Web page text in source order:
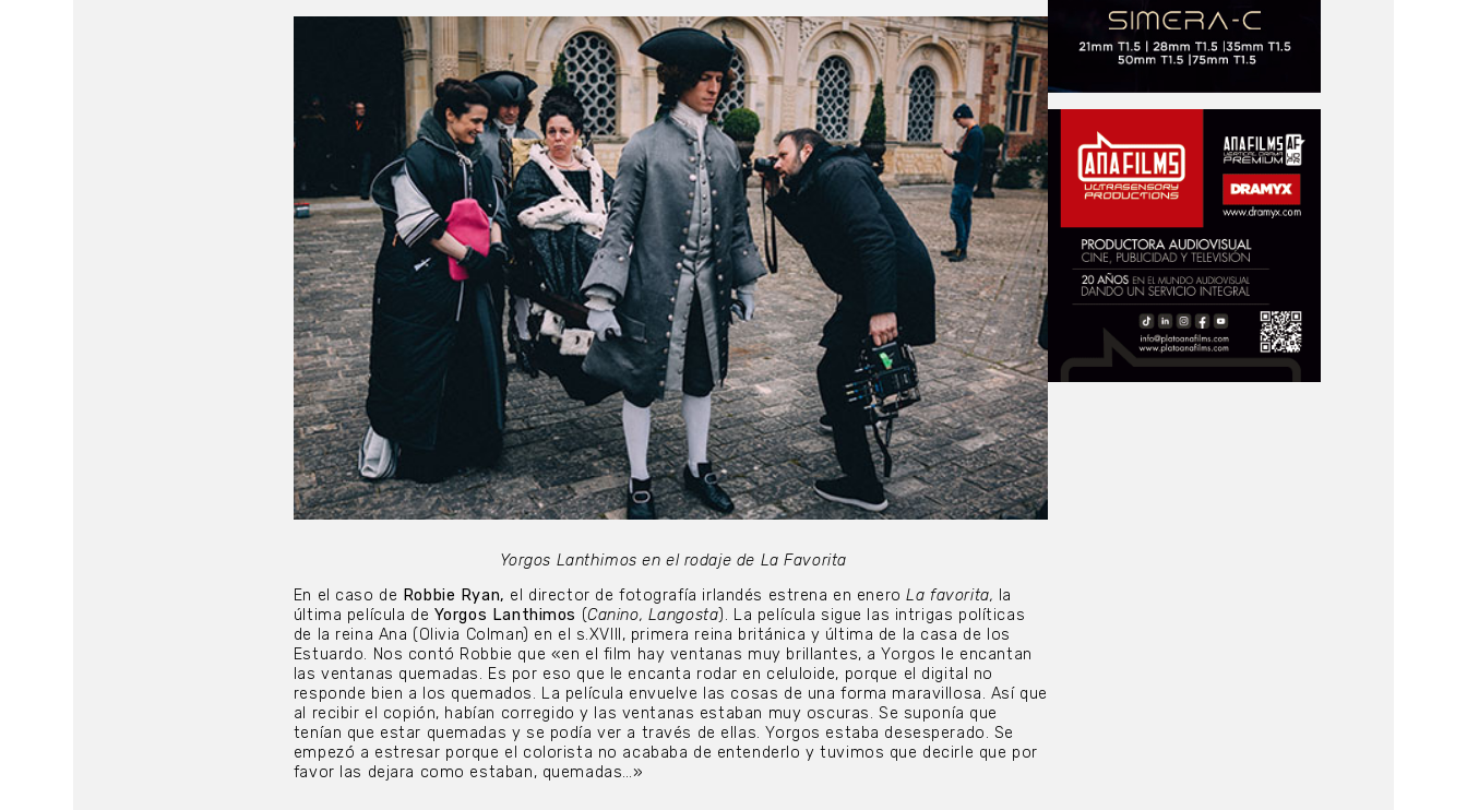
Yorgos Lanthimos en el rodaje de La Favorita
En el caso de Robbie Ryan, el director de fotografía irlandés estrena en eneroLa favorita, la
última película de Yorgos Lanthimos (Canino, Langosta). La película sigue las intrigas políticas
de la reina Ana (Olivia Colman) en el s.XVIII, primera reina británica y última de la casa de los
Estuardo. Nos contó Robbie que «en el film hay ventanas muy brillantes, a Yorgos le encantan
las ventanas quemadas. Es por eso que le encanta rodar en celuloide, porque el digital no
responde bien a los quemados. La película envuelve las cosas de una forma maravillosa. Así que
al recibir el copión, habían corregido y las ventanas estaban muy oscuras. Se suponía que
tenían que estar quemadas y se podía ver a través de ellas. Yorgos estaba desesperado. Se
empezó a estresar porque el colorista no acababa de entenderlo y tuvimos que decirle que por
favor las dejara como estaban, quemadas…»